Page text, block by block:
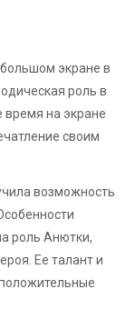
экране в
роль в
на экране
своим
возможность
роль Анютки,
Ее талант и